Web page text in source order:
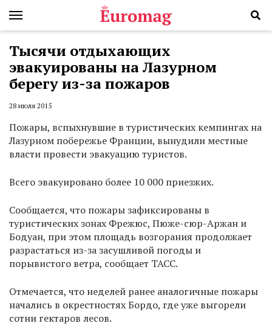
Тысячи отдыхающих
эвакуированы на Лазурном
берегу из-за пожаров
28 июля 2015
Пожары, вспыхнувшие в туристических кемпингах на
Лазурном побережье Франции, вынудили местные
власти провести эвакуацию туристов.
Всего эвакуировано более 10 000 приезжих.
Сообщается, что пожары зафиксированы в
туристических зонах Фрежюс, Пюже-сюр-Аржан и
Бодуан, при этом площадь возгорания продолжает
разрастаться из-за засушливой погоды и
порывистого ветра, сообщает ТАСС.
Отмечается, что неделей ранее аналогичные пожары
начались в окрестностях Бордо, где уже выгорели
сотни гектаров лесов.